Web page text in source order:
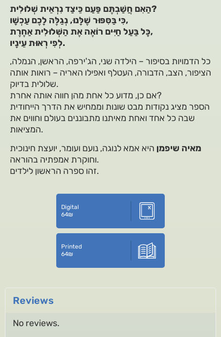
הַאִם חֲשַׁבְתֶּם פַּעַם כֵּיצַד נִרְאֵית שְׁלוּלִית?
כִּי בַּסִּפּוּר שֶׁלָּנוּ, נְגַלֶּה לָכֶם עַכְשָׁו,
כָּל בַּעַל חַיִּים רוֹאֶה אֶת הַשְּׁלוּלִית אַחֶרֶת,
לְפִי רְאוּת עֵינָיו.
כל הדמויות בסיפור – הילדה שני, הג'ירפה, הראשן, הנמלה,
הציפור, הצב, הדבורה, העטלף ואפילו האריה – רואות אותה
שלולית בדיוק.
אם כן, מדוע כל אחת מהן חווה אותה אחרת?
הספר מציג נקודות מבט שונות וממחיש את הדרך הייחודית
שבה כל אחד ואחת מאיתנו מתבוננים בעולם וחווים את
המציאות.
מאיה שיפמן היא אמא לנוגה, נועם ועומר, יועצת חינוכית
וחוקרת אמפתיה בהוראה.
זהו ספרה הראשון לילדים.
Digital
64₪
Printed
64₪
Reviews
No reviews.